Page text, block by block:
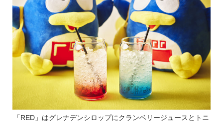
「RED」はグレナデンシロップにクランベリージュースとトニ